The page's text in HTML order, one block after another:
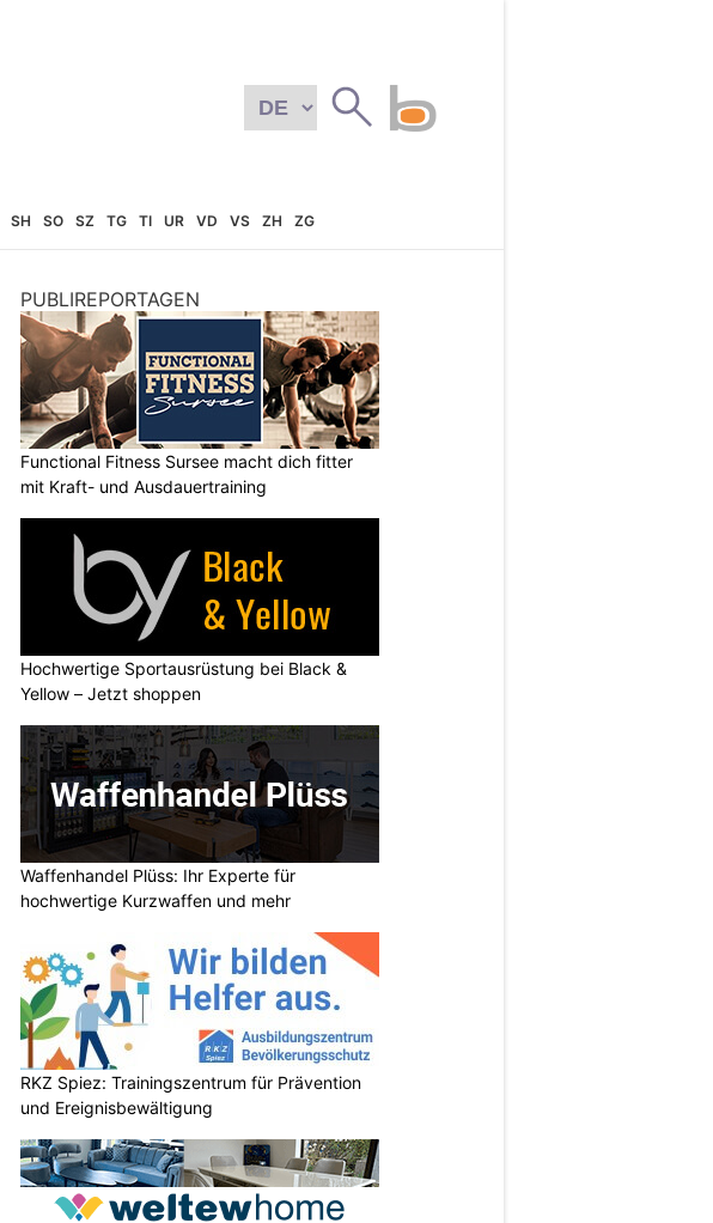
SH SO SZ TG TI UR VD VS ZH ZG
PUBLIREPORTAGEN
Functional Fitness Sursee macht dich fitter
mit Kraft- und Ausdauertraining
Hochwertige Sportausrüstung bei Black &
Yellow – Jetzt shoppen
Waffenhandel Plüss: Ihr Experte für
hochwertige Kurzwaffen und mehr
RKZ Spiez: Trainingszentrum für Prävention
und Ereignisbewältigung